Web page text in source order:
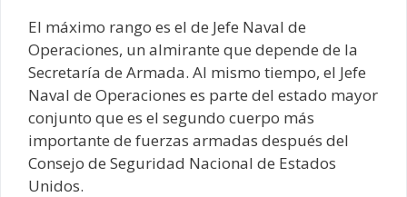
El máximo rango es el de Jefe Naval de
Operaciones, un almirante que depende de la
Secretaría de Armada. Al mismo tiempo, el Jefe
Naval de Operaciones es parte del estado mayor
conjunto que es el segundo cuerpo más
importante de fuerzas armadas después del
Consejo de Seguridad Nacional de Estados
Unidos.